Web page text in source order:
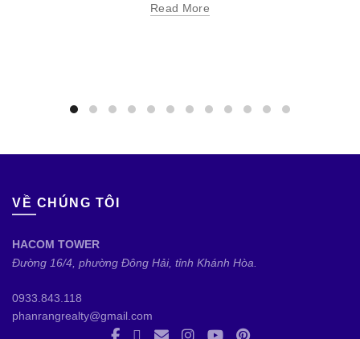
Read More
VỀ CHÚNG TÔI
HACOM TOWER
Đường 16/4, phường Đông Hải, tỉnh Khánh Hòa.
0933.843.118
phanrangrealty@gmail.com